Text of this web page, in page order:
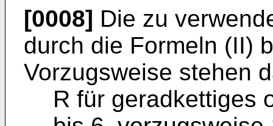
[0008] Die zu
durch die Formeln (II)
Vorzugsweise stehen
R für geradkettiges